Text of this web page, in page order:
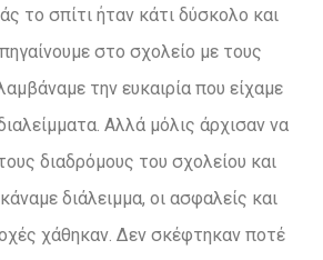
το σπίτι ήταν κάτι δύσκολο και
στο σχολείο με τους
την ευκαιρία που είχαμε
Αλλά μόλις άρχισαν να
διαδρόμους του σχολείου και
διάλειμμα, οι ασφαλείς και
χάθηκαν. Δεν σκέφτηκαν ποτέ